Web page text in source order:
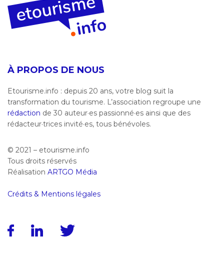
À PROPOS DE NOUS
Etourisme.info : depuis 20 ans, votre blog suit la
transformation du tourisme. L’association regroupe une
rédaction de 30 auteur·es passionné·es ainsi que des
rédacteur·trices invité·es, tous bénévoles.
© 2021 – etourisme.info
Tous droits réservés
Réalisation ARTGO Média
Crédits & Mentions légales